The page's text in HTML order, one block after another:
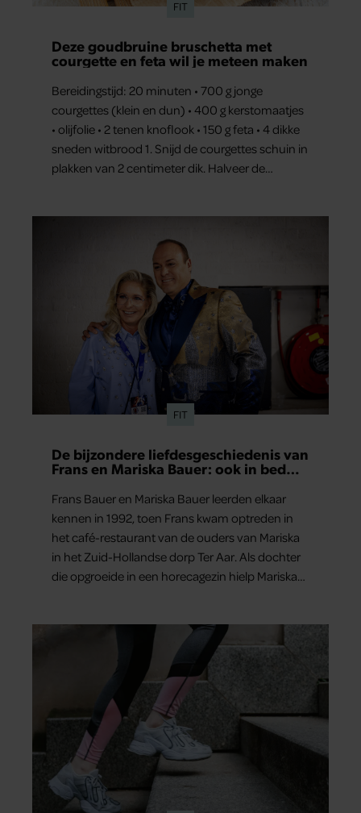
verzameld op basis van uw gebruik van hun services. U
gebruiken.
FIT
Deze goudbruine bruschetta met
courgette en feta wil je meteen maken
Bereidingstijd: 20 minuten • 700 g jonge
courgettes (klein en dun) • 400 g kerstomaatjes
• olijfolie • 2 tenen knoflook • 150 g feta • 4 dikke
sneden witbrood 1. Snijd de courgettes schuin in
plakken van 2 centimeter dik. Halveer de
FIT
De bijzondere liefdesgeschiedenis van
Frans en Mariska Bauer: ook in bed
Frans Bauer en Mariska Bauer leerden elkaar
kennen in 1992, toen Frans kwam optreden in
het café-restaurant van de ouders van Mariska
in het Zuid-Hollandse dorp Ter Aar. Als dochter
die opgroeide in een horecagezin hielp Mariska